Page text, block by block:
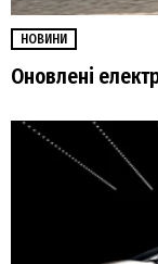
НОВИНИ
Оновлені